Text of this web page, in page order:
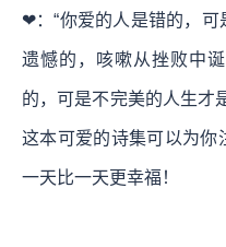
❤：“你爱的人是错的，
遗憾的，咳嗽从挫败中
的，可是不完美的人生才
这本可爱的诗集可以为你
一天比一天更幸福！